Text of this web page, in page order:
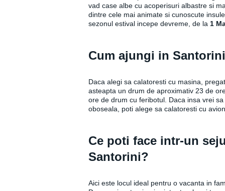
vad case albe cu acoperisuri albastre si
dintre cele mai animate si cunoscute
sezonul estival incepe devreme, de la 1
Cum ajungi in
Daca alegi sa calatoresti cu masina,
asteapta un drum de aproximativ 23 de
ore de drum cu feribotul. Daca insa vrei
oboseala, poti alege sa calatoresti cu
Ce poti face intr-un
Santorini?
Aici este locul ideal pentru o vacanta in